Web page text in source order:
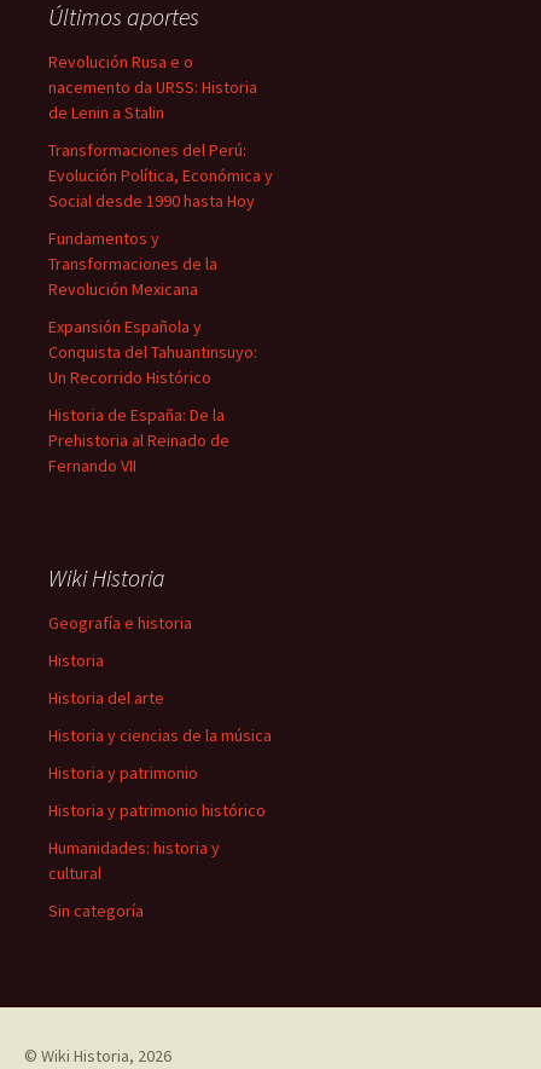
Últimos aportes
Revolución Rusa e o
nacemento da URSS: Historia
de Lenin a Stalin
Transformaciones del Perú:
Evolución Política, Económica y
Social desde 1990 hasta Hoy
Fundamentos y
Transformaciones de la
Revolución Mexicana
Expansión Española y
Conquista del Tahuantinsuyo:
Un Recorrido Histórico
Historia de España: De la
Prehistoria al Reinado de
Fernando VII
Wiki Historia
Geografía e historia
Historia
Historia del arte
Historia y ciencias de la música
Historia y patrimonio
Historia y patrimonio histórico
Humanidades: historia y
cultural
Sin categoría
© Wiki Historia, 2026